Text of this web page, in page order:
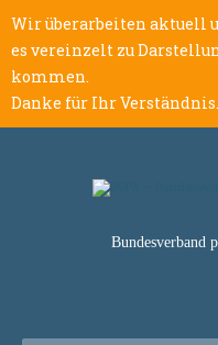
Wir überarbeiten aktuell
es vereinzelt zu
kommen.
Danke für Ihr Verständnis.
Bundesverband